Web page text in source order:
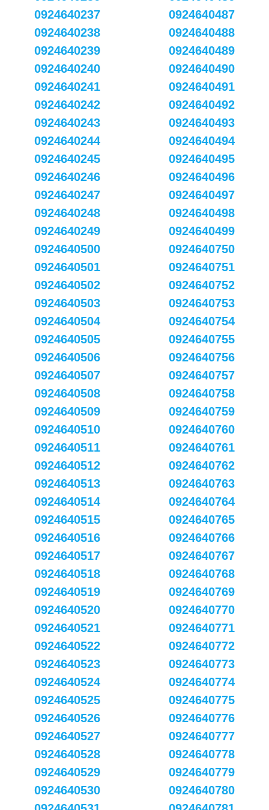
0924640237
0924640238
0924640239
0924640240
0924640241
0924640242
0924640243
0924640244
0924640245
0924640246
0924640247
0924640248
0924640249
0924640487
0924640488
0924640489
0924640490
0924640491
0924640492
0924640493
0924640494
0924640495
0924640496
0924640497
0924640498
0924640499
0924640500
0924640501
0924640502
0924640503
0924640504
0924640505
0924640506
0924640507
0924640508
0924640509
0924640510
0924640511
0924640512
0924640513
0924640514
0924640515
0924640516
0924640517
0924640518
0924640519
0924640520
0924640521
0924640522
0924640523
0924640524
0924640525
0924640526
0924640527
0924640528
0924640529
0924640530
0924640750
0924640751
0924640752
0924640753
0924640754
0924640755
0924640756
0924640757
0924640758
0924640759
0924640760
0924640761
0924640762
0924640763
0924640764
0924640765
0924640766
0924640767
0924640768
0924640769
0924640770
0924640771
0924640772
0924640773
0924640774
0924640775
0924640776
0924640777
0924640778
0924640779
0924640780